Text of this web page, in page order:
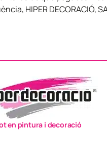
HIPER DECORACIÓ,
en pintura i decoració